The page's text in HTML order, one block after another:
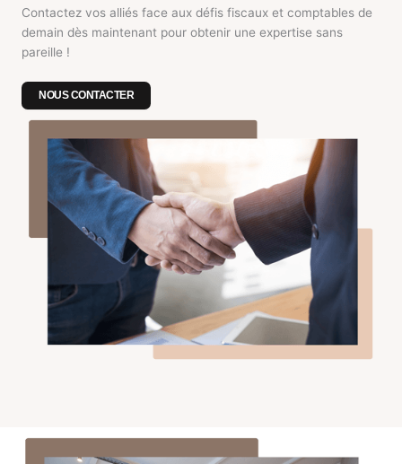
Contactez vos alliés face aux défis fiscaux et comptables de
demain dès maintenant pour obtenir une expertise sans
pareille !
NOUS CONTACTER